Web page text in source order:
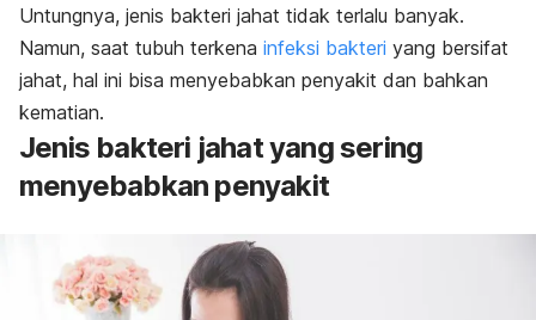
Untungnya, jenis bakteri jahat tidak terlalu banyak.
Namun, saat tubuh terkena infeksi bakteri yang bersifat
jahat, hal ini bisa menyebabkan penyakit dan bahkan
kematian.
Jenis bakteri jahat yang sering
menyebabkan penyakit